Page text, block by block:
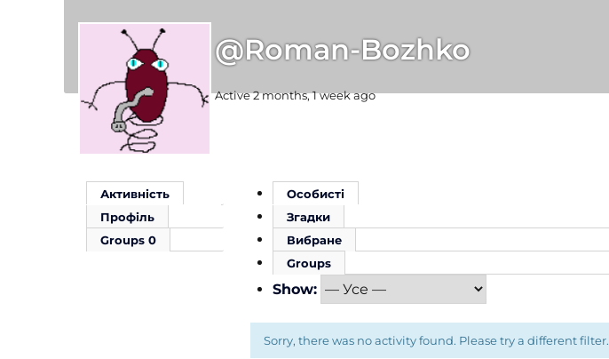
@roman-Bozhko
Active 2 months, 1 week ago
Активність
Профіль
Groups 0
Особисті
Згадки
Вибране
Groups
Show:
Sorry, there was no activity found. Please try a different filter.